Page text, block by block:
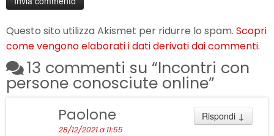
Questo sito utilizza Akismet per ridurre lo spam. Scopri
come vengono elaborati i dati derivati dai commenti.
13 commenti su “Incontri con
persone conosciute online”
Rispondi ↓
Paolone
28/12/2021 a 11:55